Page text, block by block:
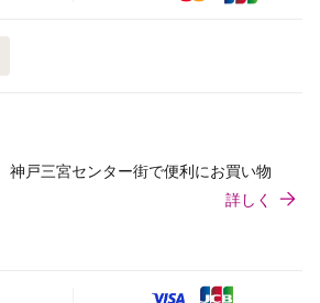
神戸三宮センター街で便利にお買い物
詳しく